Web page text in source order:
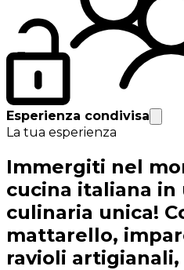
Esperienza condivisa
La tua esperienza
Immergiti nel
cucina italiana in
culinaria unica!
mattarello,
ravioli